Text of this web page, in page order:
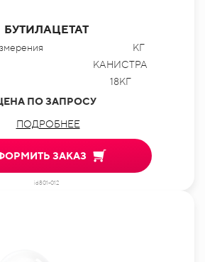
БУТИЛАЦЕТАТ
КГ
КАНИСТРА
18КГ
ПО ЗАПРОСУ
ПОДРОБНЕЕ
ЗАКАЗ
id801-012